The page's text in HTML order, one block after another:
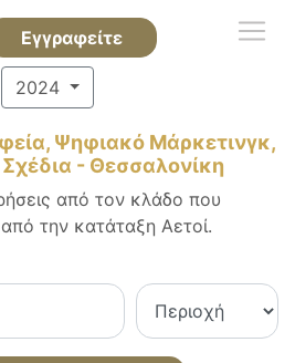
Εγγραφείτε
2024
Ψηφιακό Μάρκετινγκ,
- Θεσσαλονίκη
από τον κλάδο που
την κατάταξη Αετοί.